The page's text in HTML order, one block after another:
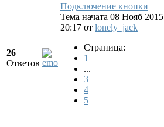
26
Ответов
Подключение кнопки
Тема начата 08 Нояб 2015
20:17 от lonely_jack
Страница:
1
...
3
4
5